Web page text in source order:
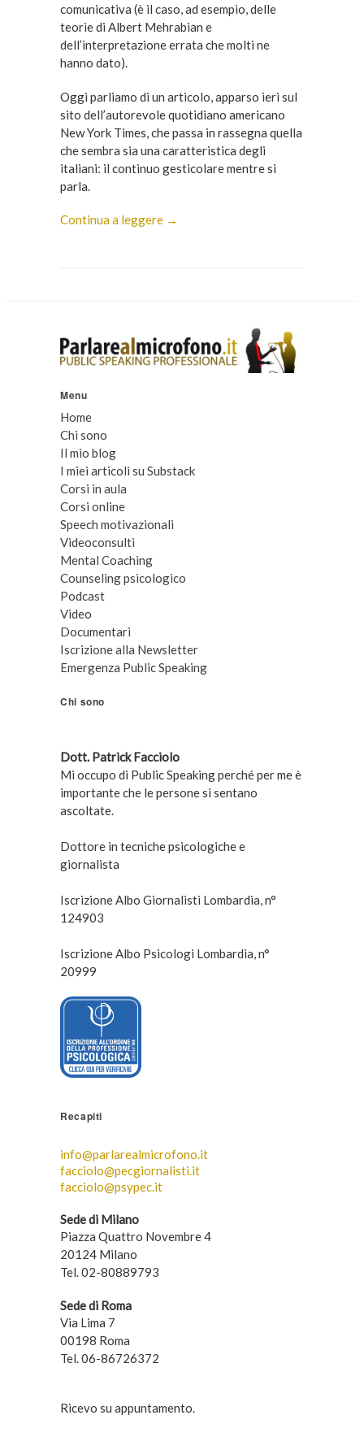
comunicativa (è il caso, ad esempio, delle
teorie di Albert Mehrabian e
dell’interpretazione errata che molti ne
hanno dato).
Oggi parliamo di un articolo, apparso ieri sul
sito dell’autorevole quotidiano americano
New York Times, che passa in rassegna quella
che sembra sia una caratteristica degli
italiani: il continuo gesticolare mentre si
parla.
Continua a leggere →
Menu
Home
Chi sono
Il mio blog
I miei articoli su Substack
Corsi in aula
Corsi online
Speech motivazionali
Videoconsulti
Mental Coaching
Counseling psicologico
Podcast
Video
Documentari
Iscrizione alla Newsletter
Emergenza Public Speaking
Chi sono
Dott. Patrick Facciolo
Mi occupo di Public Speaking perché per me è
importante che le persone si sentano
ascoltate.
Dottore in tecniche psicologiche e
giornalista
Iscrizione Albo Giornalisti Lombardia, n°
124903
Iscrizione Albo Psicologi Lombardia, n°
20999
Recapiti
info@parlarealmicrofono.it
facciolo@pecgiornalisti.it
facciolo@psypec.it
Sede di Milano
Piazza Quattro Novembre 4
20124 Milano
Tel. 02-80889793
Sede di Roma
Via Lima 7
00198 Roma
Tel. 06-86726372
Ricevo su appuntamento.